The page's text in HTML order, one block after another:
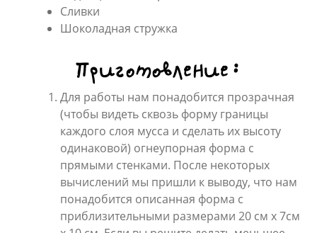
Сливки
Шоколадная стружка
Приготовление:
Для работы нам понадобится прозрачная
(чтобы видеть сквозь форму границы
каждого слоя мусса и сделать их высоту
одинаковой) огнеупорная форма с
прямыми стенками. После некоторых
вычислений мы пришли к выводу, что нам
понадобится описанная форма с
приблизительными размерами 20 см х 7см